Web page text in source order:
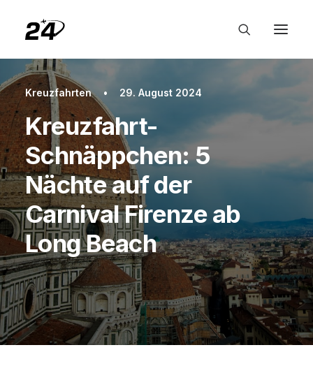
Kreuzfahrten • 29. August 2024
Kreuzfahrt-
Schnäppchen: 5
Nächte auf der
Carnival Firenze ab
Long Beach